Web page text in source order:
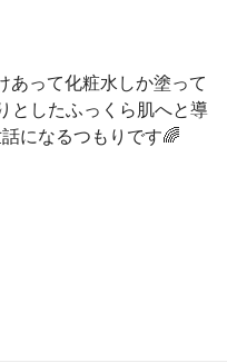
あって化粧水しか塗って
としたふっくら肌へと導
になるつもりです🌈